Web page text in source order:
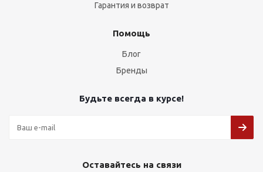
Гарантия и возврат
Помощь
Блог
Бренды
Будьте всегда в курсе!
Оставайтесь на связи